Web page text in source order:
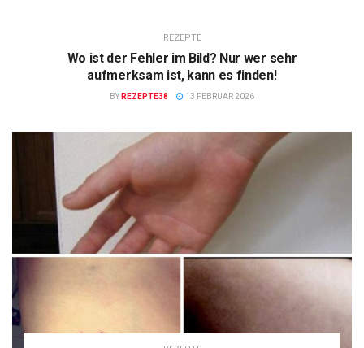
REZEPTE
Wo ist der Fehler im Bild? Nur wer sehr
aufmerksam ist, kann es finden!
BY REZEPTE38 13 FEBRUAR 2026